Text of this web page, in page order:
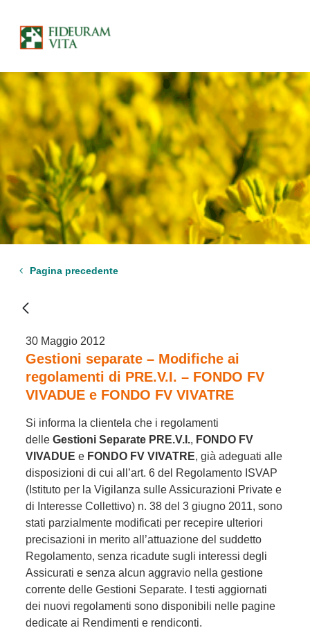
Pagina precedente
30 Maggio 2012
Gestioni separate – Modifiche ai
regolamenti di PRE.V.I. – FONDO FV
VIVADUE e FONDO FV VIVATRE
Si informa la clientela che i regolamenti
delle Gestioni Separate PRE.V.I., FONDO FV
VIVADUE e FONDO FV VIVATRE, già adeguati alle
disposizioni di cui all’art. 6 del Regolamento ISVAP
(Istituto per la Vigilanza sulle Assicurazioni Private e
di Interesse Collettivo) n. 38 del 3 giugno 2011, sono
stati parzialmente modificati per recepire ulteriori
precisazioni in merito all’attuazione del suddetto
Regolamento, senza ricadute sugli interessi degli
Assicurati e senza alcun aggravio nella gestione
corrente delle Gestioni Separate. I testi aggiornati
dei nuovi regolamenti sono disponibili nelle pagine
dedicate ai Rendimenti e rendiconti.